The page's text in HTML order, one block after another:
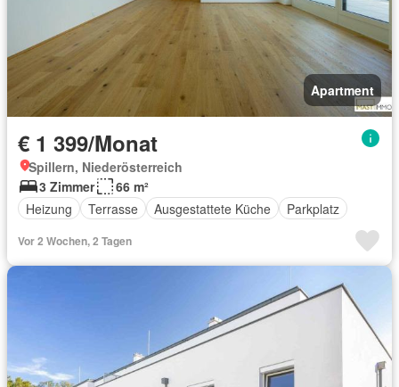
Apartment
€ 1 399/Monat
Spillern, Niederösterreich
3 Zimmer
66 m²
Heizung
Terrasse Ausgestattete Küche Parkplatz
Vor 2 Wochen, 2 Tagen